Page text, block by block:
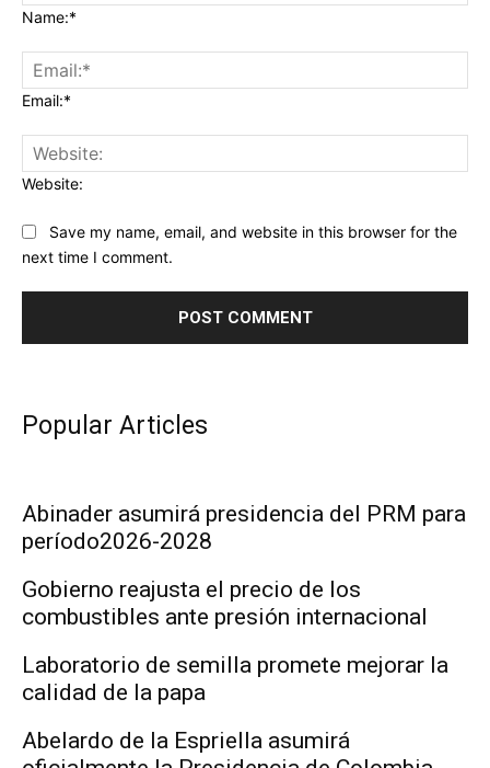
Name:*
Email:*
Website:
Save my name, email, and website in this browser for the
next time I comment.
Popular Articles
Abinader asumirá presidencia del PRM para
período2026-2028
Gobierno reajusta el precio de los
combustibles ante presión internacional
Laboratorio de semilla promete mejorar la
calidad de la papa
Abelardo de la Espriella asumirá